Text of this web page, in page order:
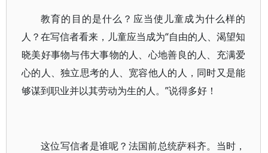
教育的目的是什么？应当使儿童成为什么样的
人？在写信者看来，儿童应当成为“自由的人、渴望知
晓美好事物与伟大事物的人、心地善良的人、充满爱
心的人、独立思考的人、宽容他人的人，同时又是能
够谋到职业并以其劳动为生的人。”说得多好！
这位写信者是谁呢？法国前总统萨科齐。当时，